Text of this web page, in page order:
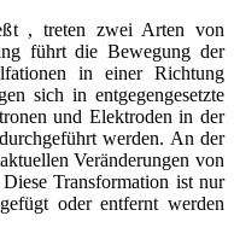
, treten zwei Arten von
führt die Bewegung der
in einer Richtung
sich in entgegengesetzte
und Elektroden in der
werden. An der
Veränderungen von
Transformation ist nur
oder entfernt werden